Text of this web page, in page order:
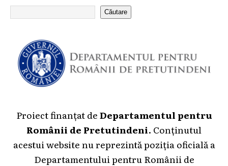
Căutare
Proiect finanțat deDepartamentul pentru
Românii de Pretutindeni. Conținutul
acestui website nu reprezintă poziția oficială a
Departamentului pentru Românii de